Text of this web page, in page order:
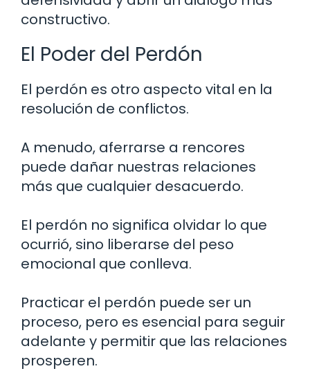
constructivo.
El Poder del Perdón
El perdón es otro aspecto vital en la
resolución de conflictos.
A menudo, aferrarse a rencores
puede dañar nuestras relaciones
más que cualquier desacuerdo.
El perdón no significa olvidar lo que
ocurrió, sino liberarse del peso
emocional que conlleva.
Practicar el perdón puede ser un
proceso, pero es esencial para seguir
adelante y permitir que las relaciones
prosperen.